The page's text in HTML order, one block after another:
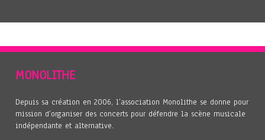
MONOLITHE
Depuis sa création en 2006, l’association Monolithe se donne pour
mission d’organiser des concerts pour défendre la scène musicale
indépendante et alternative.